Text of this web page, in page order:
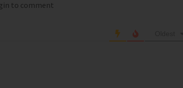
to comment